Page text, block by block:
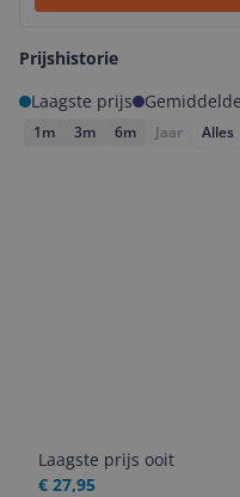
Prijshistorie
Laagste prijs
1m 3m 6m Jaar Alles
Laagste prijs ooit
€ 27,95